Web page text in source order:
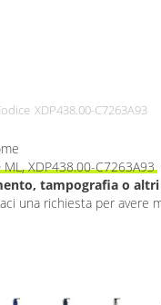
XDP438.00-C7263A93
XDP438.00-C7263A93
tampografia o
una richiesta per avere